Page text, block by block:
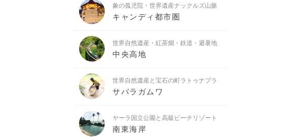
象の孤児院・世界遺産ナックルズ山脈
キャンディ都市圏
世界自然遺産・紅茶畑・鉄道・避暑地
中央高地
世界自然遺産と宝石の町ラトゥナプラ
サバラガムワ
ヤーラ国立公園と高級ビーチリゾート
南東海岸